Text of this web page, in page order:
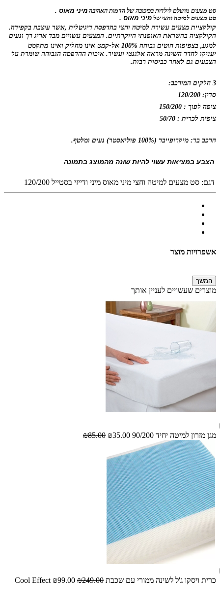
סט מצעים מושלם לילדות בכיכובה של הדמות האהובה מיני מאוס .
סט מצעים למיטה וחצי של מיני מאוס .
קולקציית מצעים עשירה למיטה וחצי בהדפסה דיגיטלית,אשר עוצבה בקפידה.
הקולקציה בהשראת האופנתי היוקרתיים. המצעים עשויים מבד אריג רך ונעים
למגע, בצפיפות חוטים גבוהה 100% אל-קמט אינו
מחליק ואינו מתקמט
יעניקו לחדר השינה מראה אלגנטי ועשיר. איכות ההדפסה הגבוהה שומרת על
הצבעים גם לאחר כביסות רבות.
3 חלקים המורכב:
סדין: 120/200
ציפה לפוך : 150/200
ציפית לכרית : 50/70
הרכב בד: מיקרופייבר (100% פוליאסטר) נעים ומלטף.
הצבע במציאות עשוי להיות שונה מהמוצג בתמונה
דגם: סט מצעים למיטה וחצי מיני מאוס מיני ודייזי בסטייל 120/200
אשפרויות מוצר
המשך
מוצרים שעשויים לעניין אותך
מגן מזרון למיטה יחיד 90/200 ₪35.00
₪85.00
כרית ויסקו ג'ל לשינה ממורי עם שכבת Cool Effect ₪99.00 ₪249.00